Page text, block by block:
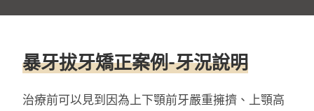
暴牙拔牙矯正案例-牙況說明
治療前可以見到因為上下顎前牙嚴重擁擠、上顎高